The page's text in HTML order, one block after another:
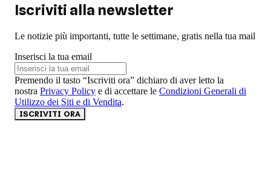
Iscriviti alla newsletter
Le notizie più importanti, tutte le settimane, gratis nella tua mail
Inserisci la tua email
Premendo il tasto “Iscriviti ora” dichiaro di aver letto la
nostra Privacy Policy e di accettare le Condizioni Generali di
Utilizzo dei Siti e di Vendita.
ISCRIVITI ORA